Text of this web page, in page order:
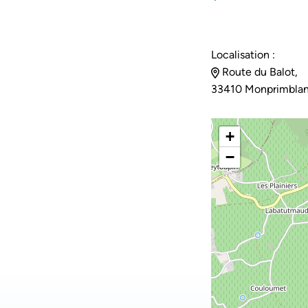
Localisation :
Route du Balot,
33410
+
−